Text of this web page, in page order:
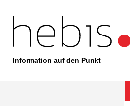
Information auf den Punkt